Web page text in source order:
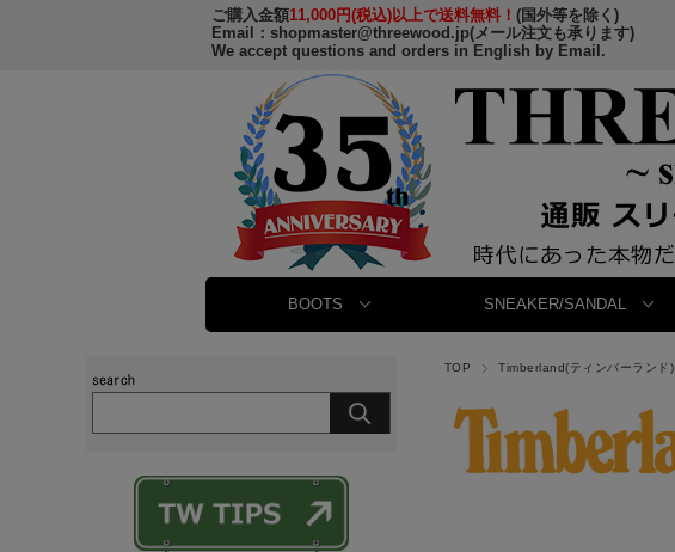
ご購入金額11,000円(税込)以上で送料無料！ (国外等を除く)
Email： shopmaster@threewood.jp(メール注文も承ります)
We accept questions and orders in English by Email.
BOOTS SNEAKER/SANDAL
TOP Timberland(ティンバーランド)